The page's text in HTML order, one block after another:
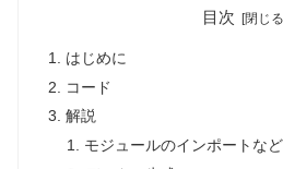
目次
はじめに
コード
解説
モジュールのインポートなど